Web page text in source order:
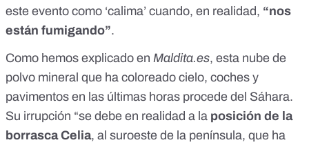
este evento como ‘calima’ cuando, en realidad, “nos
están fumigando”.
Como hemos explicado en Maldita.es, esta nube de
polvo mineral que ha coloreado cielo, coches y
pavimentos en las últimas horas procede del Sáhara.
Su irrupción “se debe en realidad a la posición de la
borrasca Celia, al suroeste de la península, que ha